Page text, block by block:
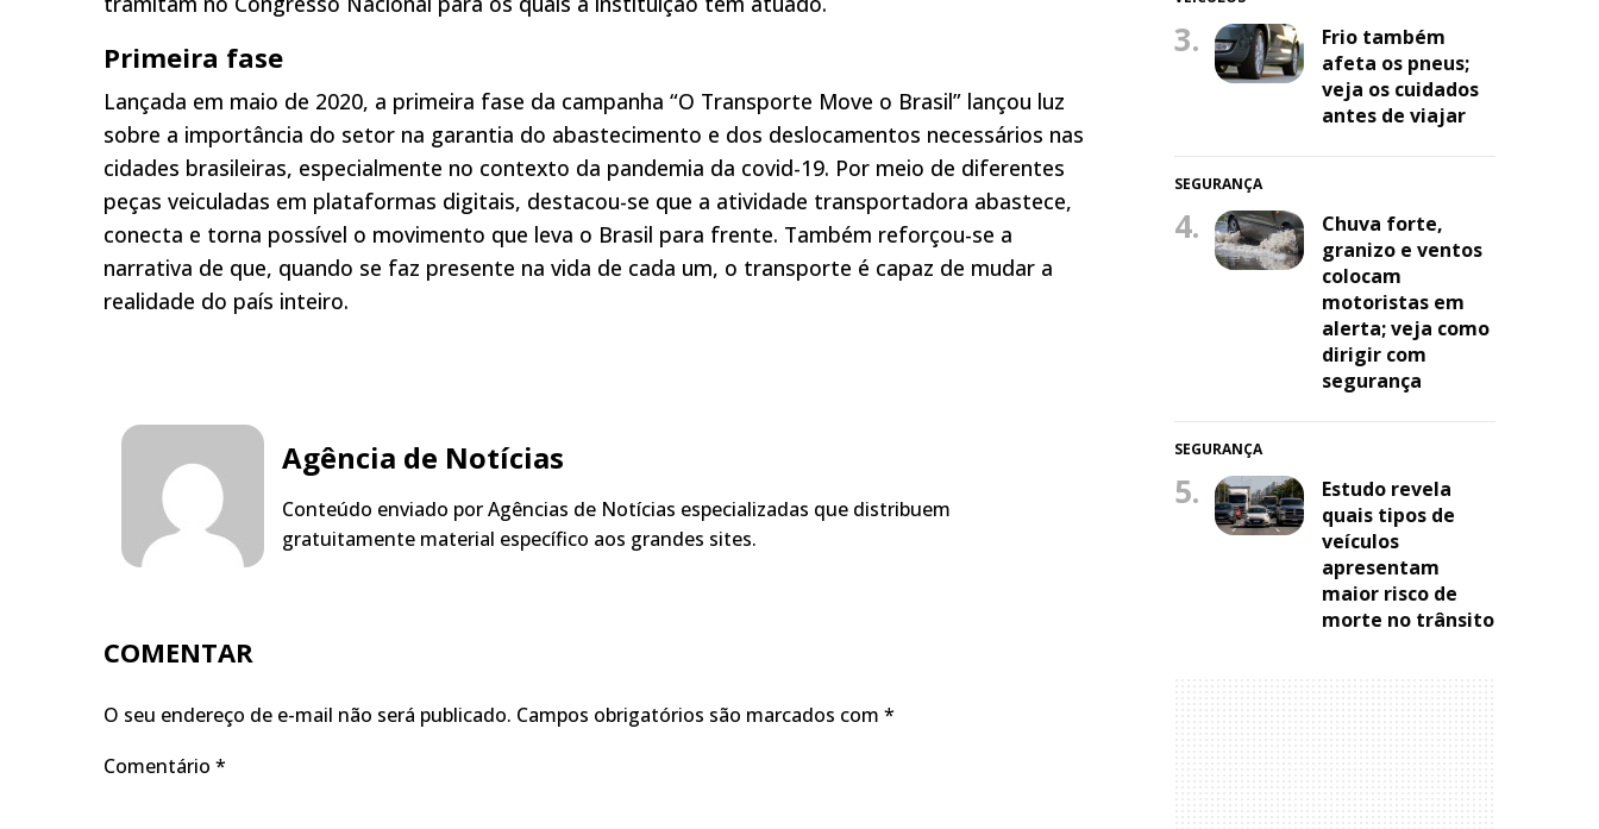
Primeira fase
Lançada em maio de 2020, a primeira fase da campanha “O Transporte Move o Brasil” lançou luz
sobre a importância do setor na garantia do abastecimento e dos deslocamentos necessários nas
cidades brasileiras, especialmente no contexto da pandemia da covid-19. Por meio de diferentes
peças veiculadas em plataformas digitais, destacou-se que a atividade transportadora abastece,
conecta e torna possível o movimento que leva o Brasil para frente. Também reforçou-se a
narrativa de que, quando se faz presente na vida de cada um, o transporte é capaz de mudar a
realidade do país inteiro.
Agência de Notícias
Conteúdo enviado por Agências de Notícias especializadas que distribuem
gratuitamente material específico aos grandes sites.
COMENTAR
O seu endereço de e-mail não será publicado. Campos obrigatórios são marcados com *
Comentário *
3.
Frio também
afeta os pneus;
veja os cuidados
antes de viajar
SEGURANÇA
4.
Chuva forte,
granizo e ventos
colocam
motoristas em
alerta; veja como
dirigir com
segurança
SEGURANÇA
5.
Estudo revela
quais tipos de
veículos
apresentam
maior risco de
morte no trânsito